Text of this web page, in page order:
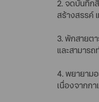
2. จดบันทึก
สร้างสรรค์
3. พักสายต
และสามาร
4. พยายาม
เนื่องจากก